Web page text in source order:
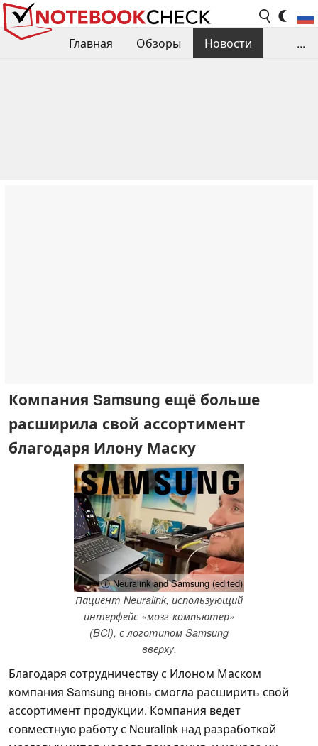
Главная Обзоры
Новости
...
Компания Samsung ещё больше
расширила свой ассортимент
благодаря Илону Маску
ⓘ Neuralink and Samsung (edited)
Пациент Neuralink, использующий
интерфейс «мозг-компьютер»
(BCI), с логотипом Samsung
вверху.
Благодаря сотрудничеству с Илоном Маском
компания Samsung вновь смогла расширить свой
ассортимент продукции. Компания ведет
совместную работу с Neuralink над разработкой